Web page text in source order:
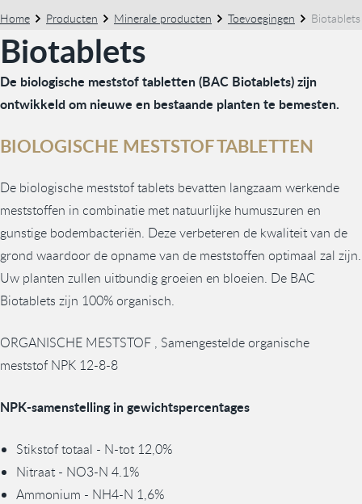
Home Producten Minerale producten Toevoegingen Biotablets
Biotablets
De biologische meststof tabletten (BAC Biotablets) zijn
ontwikkeld om nieuwe en bestaande planten te bemesten.
BIOLOGISCHE MESTSTOF TABLETTEN
De biologische meststof tablets bevatten langzaam werkende
meststoffen in combinatie met natuurlijke humuszuren en
gunstige bodembacteriën. Deze verbeteren de kwaliteit van de
grond waardoor de opname van de meststoffen optimaal zal zijn.
Uw planten zullen uitbundig groeien en bloeien. De BAC
Biotablets zijn 100% organisch.
ORGANISCHE MESTSTOF , Samengestelde organische
meststof NPK 12-8-8
NPK-samenstelling in gewichtspercentages
Stikstof totaal - N-tot 12,0%
Nitraat - NO3-N 4.1%
Ammonium - NH4-N 1,6%